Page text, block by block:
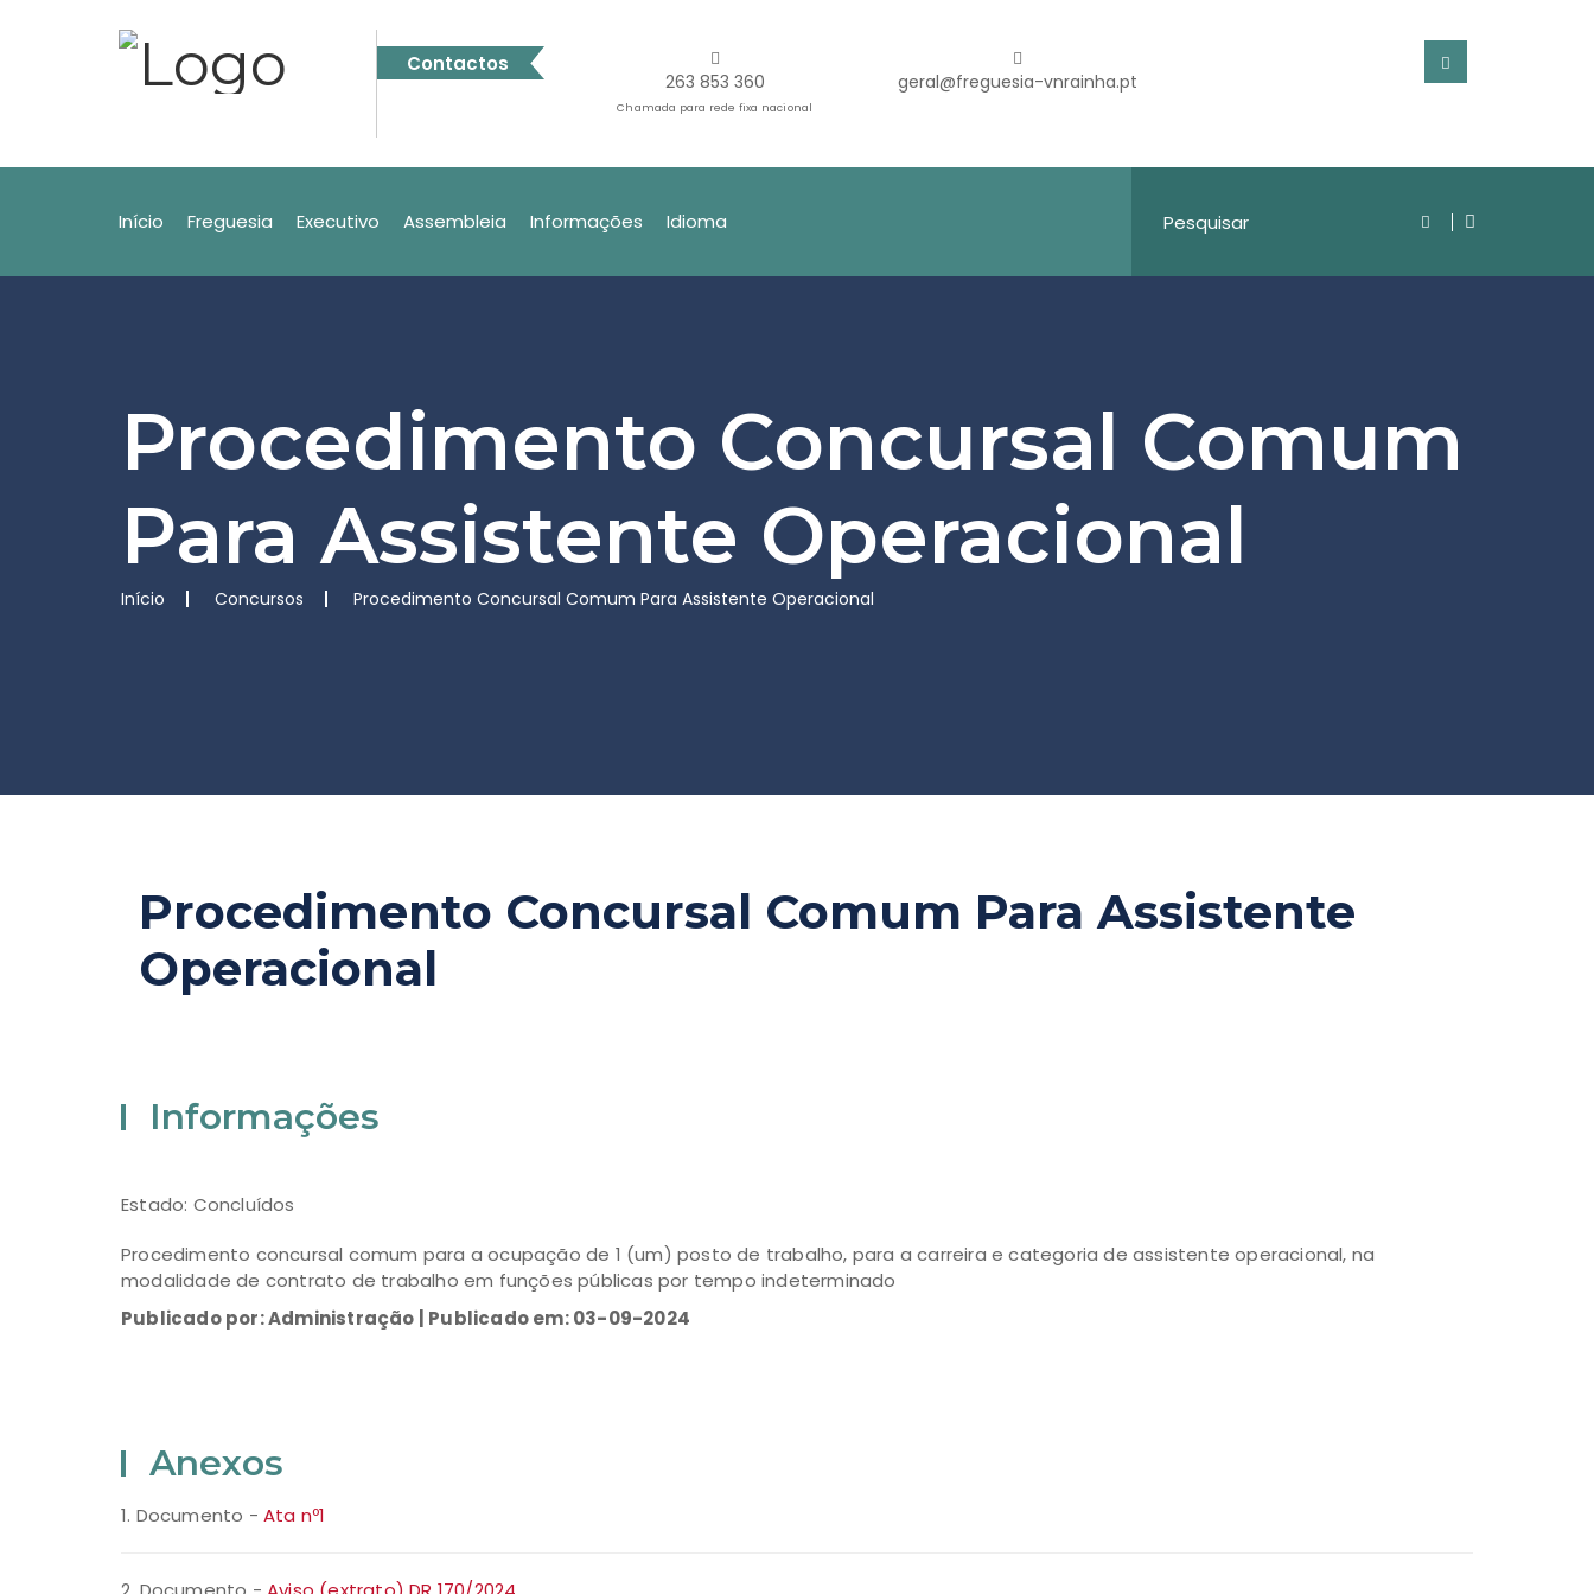
Contactos
263 853 360
Chamada para rede fixa nacional
geral@freguesia-vnrainha.pt
Início Freguesia Executivo Assembleia Informações Idioma
Procedimento Concursal Comum
Para Assistente Operacional
Início Concursos Procedimento Concursal Comum Para Assistente Operacional
Procedimento Concursal Comum Para Assistente
Operacional
Informações
Estado: Concluídos
Procedimento concursal comum para a ocupação de 1 (um) posto de trabalho, para a carreira e categoria de assistente operacional, na
modalidade de contrato de trabalho em funções públicas por tempo indeterminado
Publicado por: Administração | Publicado em: 03-09-2024
Anexos
1. Documento - Ata nº1